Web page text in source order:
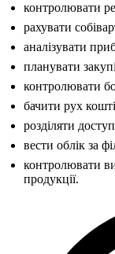
контролювати
рахувати
аналізувати
планувати
контролювати
бачити рух
розділяти
вести облік за
контролювати
продукції.